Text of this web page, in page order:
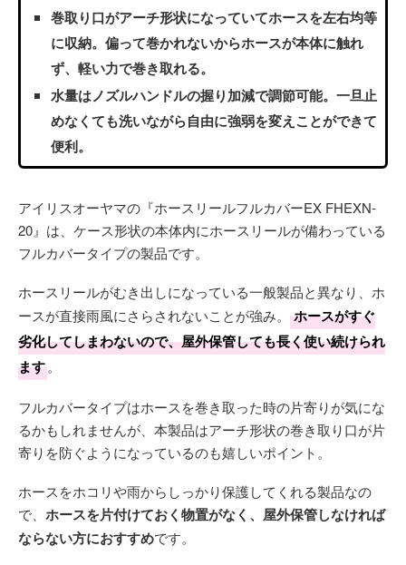
巻取り口がアーチ形状になっていてホースを左右均等
に収納。偏って巻かれないからホースが本体に触れ
ず、軽い力で巻き取れる。
水量はノズルハンドルの握り加減で調節可能。一旦止
めなくても洗いながら自由に強弱を変えことができて
便利。
アイリスオーヤマの『ホースリールフルカバーEX FHEXN-
20』は、ケース形状の本体内にホースリールが備わっている
フルカバータイプの製品です。
ホースリールがむき出しになっている一般製品と異なり、ホ
ースが直接雨風にさらされないことが強み。
ホースがすぐ
劣化してしまわないので、屋外保管しても長く使い続けられ
ます。
フルカバータイプはホースを巻き取った時の片寄りが気にな
るかもしれませんが、本製品はアーチ形状の巻き取り口が片
寄りを防ぐようになっているのも嬉しいポイント。
ホースをホコリや雨からしっかり保護してくれる製品なの
で、 ホースを片付けておく物置がなく、屋外保管しなければ
ならない方におすすめです。